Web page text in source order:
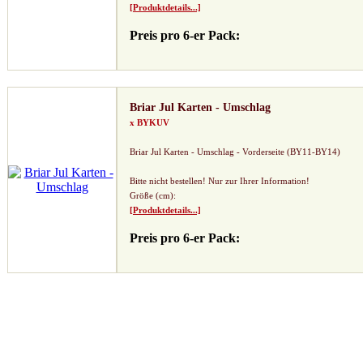
[Produktdetails...]
Preis pro 6-er Pack:
Briar Jul Karten - Umschlag
x BYKUV
Briar Jul Karten - Umschlag - Vorderseite (BY11-BY14)
Bitte nicht bestellen! Nur zur Ihrer Information!
Größe (cm):
[Produktdetails...]
Preis pro 6-er Pack: